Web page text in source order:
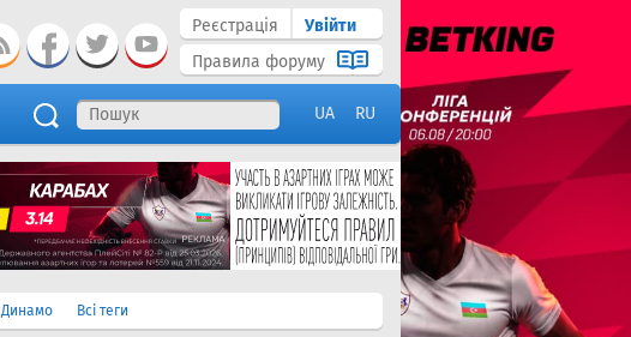
Реєстрація
Увійти
Правила форуму
UA RU
Динамо Всі теги